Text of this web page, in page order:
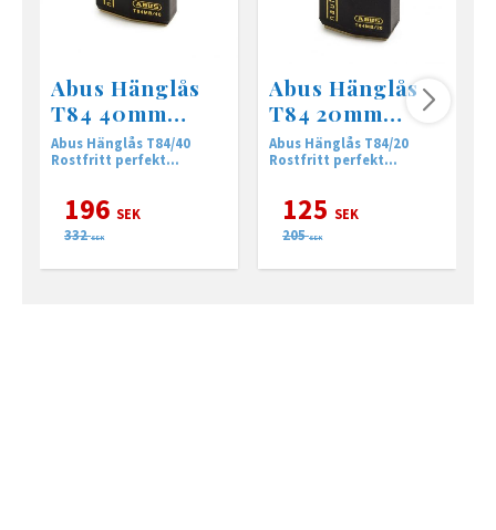
Abus Hänglås
T84 40mm
Rostfritt
Abus Hänglås T84/40
Rostfritt perfekt
196 SEK
332 SEK
Abus Hänglås
T84 20mm
Rostfritt
Abus Hänglås T84/20
Rostfritt perfekt
125 SEK
205 SEK